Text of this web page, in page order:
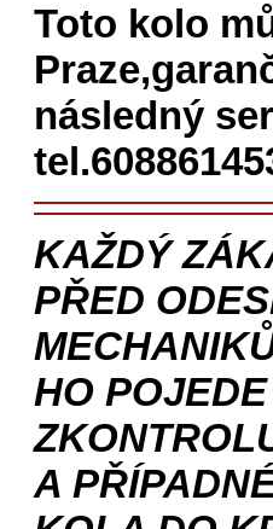
Toto kolo
následný
KAŽDÝ
PŘED
HO
A